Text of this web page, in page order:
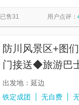
已售31 用户点评：
防川风景区+图
门接送◆旅游巴
票】
出发地：延边
铁定成团
无自费